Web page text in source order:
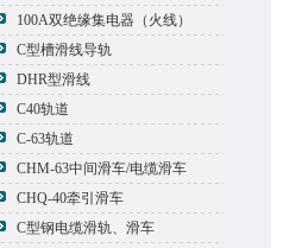
100A双绝缘集电器（火线）
C型槽滑线导轨
DHR型滑线
C40轨道
C-63轨道
CHM-63中间滑车/电缆滑车
CHQ-40牵引滑车
C型钢电缆滑轨、滑车